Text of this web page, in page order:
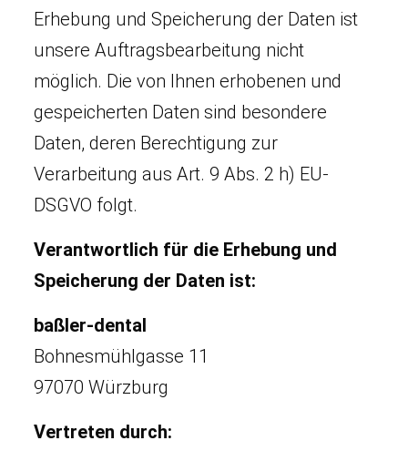
Erhebung und Speicherung der Daten ist
unsere Auftragsbearbeitung nicht
möglich. Die von Ihnen erhobenen und
gespeicherten Daten sind besondere
Daten, deren Berechtigung zur
Verarbeitung aus Art. 9 Abs. 2 h) EU-
DSGVO folgt.
Verantwortlich für die Erhebung und
Speicherung der Daten ist:
baßler-dental
Bohnesmühlgasse 11
97070 Würzburg
Vertreten durch: